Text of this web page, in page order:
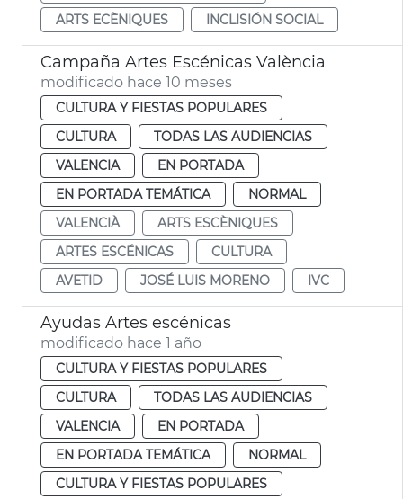
ARTS ECÈNIQUES
INCLISIÓN SOCIAL
Campaña Artes Escénicas València
modificado hace 10 meses
CULTURA Y FIESTAS POPULARES
CULTURA
TODAS LAS AUDIENCIAS
VALENCIA
EN PORTADA
EN PORTADA TEMÁTICA
NORMAL
VALENCIÀ
ARTS ESCÈNIQUES
ARTES ESCÉNICAS
CULTURA
AVETID
JOSÉ LUIS MORENO IVC
Ayudas Artes escénicas
modificado hace 1 año
CULTURA Y FIESTAS POPULARES
CULTURA
TODAS LAS AUDIENCIAS
VALENCIA
EN PORTADA
EN PORTADA TEMÁTICA
NORMAL
CULTURA Y FIESTAS POPULARES